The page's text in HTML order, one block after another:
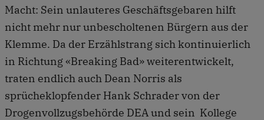
Macht: Sein unlauteres Geschäftsgebaren hilft
nicht mehr nur unbescholtenen Bürgern aus der
Klemme. Da der Erzählstrang sich kontinuierlich
in Richtung «Breaking Bad» weiterentwickelt,
traten endlich auch Dean Norris als
sprücheklopfender Hank Schrader von der
Drogenvollzugsbehörde DEA und sein Kollege